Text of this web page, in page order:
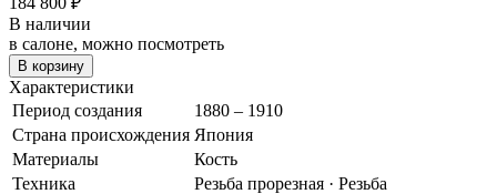
В наличии
в салоне, можно посмотреть
В корзину
Характеристики
Период создания
1880 – 1910
Страна происхождения Япония
Материалы
Кость
Техника
Резьба прорезная · Резьба